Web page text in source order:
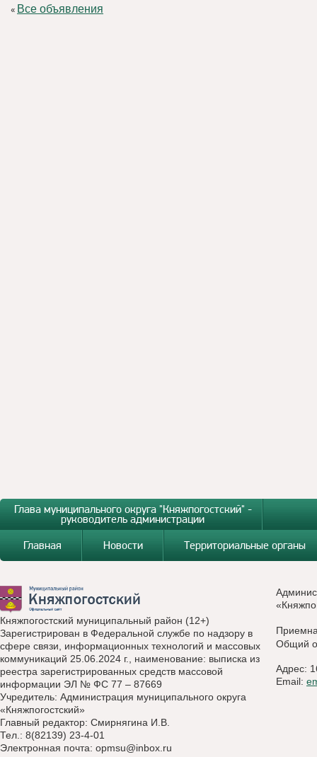
« Все объявления
Глава муниципального округа "Княжпогостский" -
руководитель администрации
Главная
Новости Территориальные органы
Княжпогостский муниципальный район (12+)
Зарегистрирован в Федеральной службе по надзору в
сфере связи, информационных технологий и массовых
коммуникаций 25.06.2024 г., наименование: выписка из
реестра зарегистрированных средств массовой
информации ЭЛ № ФС 77 – 87669
Учредитель: Администрация муниципального округа
«Княжпогостский»
Главный редактор: Смирнягина И.В.
Тел.: 8(82139) 23-4-01
Электронная почта: opmsu@inbox.ru
Общий
Адрес:
Email: